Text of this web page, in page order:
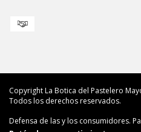
Copyright La Botica del Pastelero
Todos los derechos reservados.
Defensa de las y los consumidores.